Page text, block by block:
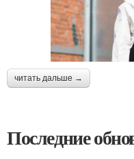
читать дальше →
Последние